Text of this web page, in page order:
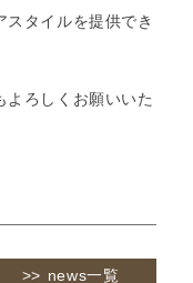
スタイルを提供でき
よろしくお願いいた
news一覧